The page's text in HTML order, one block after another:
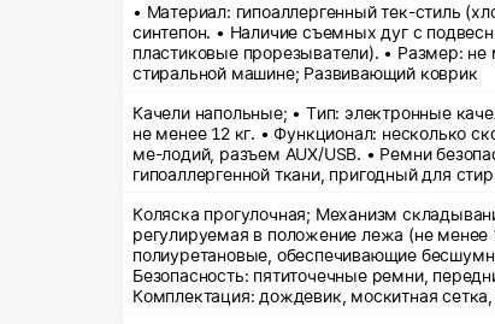
• Материал: гипоаллергенный тек-стиль
синтепон. • Наличие съемных дуг с
пластиковые прорезыватели). • Размер:
стиральной машине; Развивающий коврик
Качели напольные; • Тип: электронные
не менее 12 кг. • Функционал: несколько
ме-лодий, разъем AUX/USB. • Ремни
гипоаллергенной ткани, пригодный для
Коляска прогулочная; Механизм складывания:
регулируемая в положение лежа (не менее
полиуретановые, обеспечивающие
Безопасность: пятиточечные ремни,
Комплектация: дождевик, москитная